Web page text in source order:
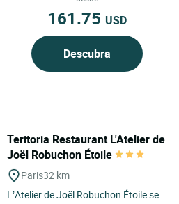
161.75 USD
Descubra
Teritoria Restaurant L'Atelier de
Joël Robuchon Étoile
Paris32 km
L’Atelier de Joël Robuchon Étoile se